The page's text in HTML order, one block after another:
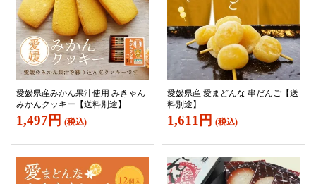
愛媛県産みかん果汁使用 みきゃん
みかんクッキー【送料別途】
1,497円 (税込)
愛媛県産 愛まどんな 串だんご【送
料別途】
1,611円 (税込)